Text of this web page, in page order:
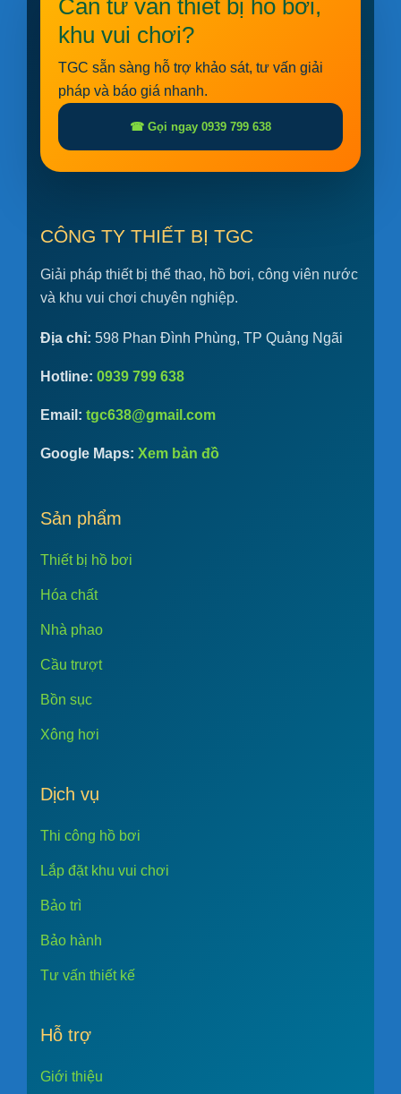
Cần tư vấn thiết bị hồ bơi,
khu vui chơi?
TGC sẵn sàng hỗ trợ khảo sát, tư vấn giải
pháp và báo giá nhanh.
☎ Gọi ngay 0939 799 638
CÔNG TY THIẾT BỊ TGC
Giải pháp thiết bị thể thao, hồ bơi, công viên nước
và khu vui chơi chuyên nghiệp.
Địa chỉ: 598 Phan Đình Phùng, TP Quảng Ngãi
Hotline: 0939 799 638
Email: tgc638@gmail.com
Google Maps: Xem bản đồ
Sản phẩm
Thiết bị hồ bơi
Hóa chất
Nhà phao
Cầu trượt
Bồn sục
Xông hơi
Dịch vụ
Thi công hồ bơi
Lắp đặt khu vui chơi
Bảo trì
Bảo hành
Tư vấn thiết kế
Hỗ trợ
Giới thiệu